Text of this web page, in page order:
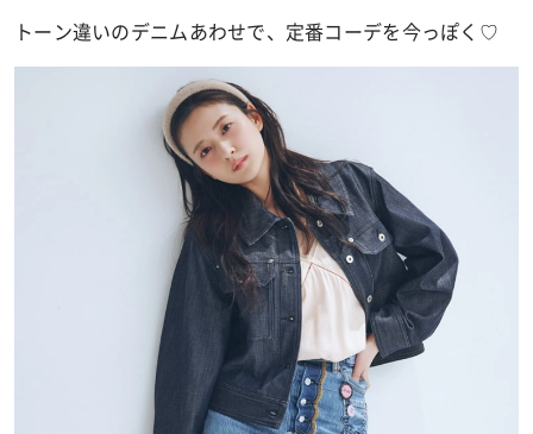
トーン違いのデニムあわせで、定番コーデを今っぽく♡